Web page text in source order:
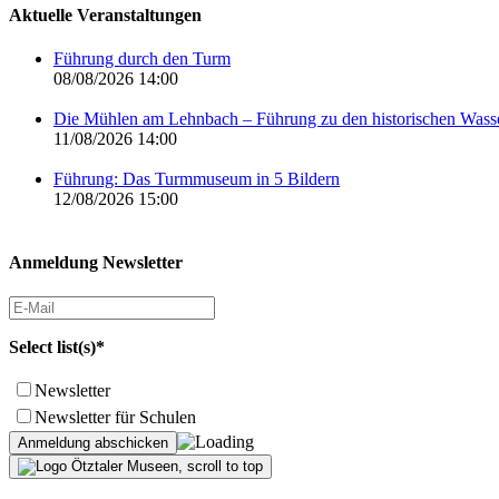
Aktuelle Veranstaltungen
Führung durch den Turm
08/08/2026 14:00
Die Mühlen am Lehnbach – Führung zu den historischen
11/08/2026 14:00
Führung: Das Turmmuseum in 5 Bildern
12/08/2026 15:00
Anmeldung Newsletter
Select list(s)*
Newsletter
Newsletter für Schulen